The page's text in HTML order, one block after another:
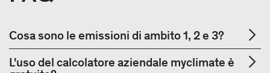
Cosa sono le emissioni di ambito 1, 2 e 3?
L'uso del calcolatore aziendale myclimate è